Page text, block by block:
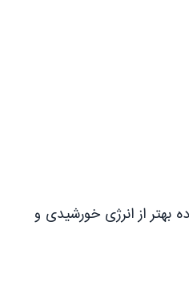
بهتر از انرژی خورشیدی و